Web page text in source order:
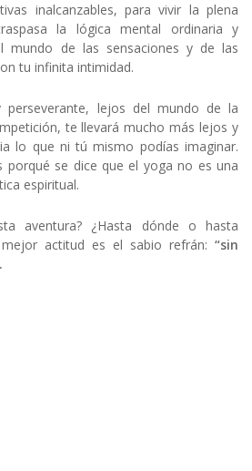
inalcanzables, para vivir la plena
la lógica mental ordinaria y
mundo de las sensaciones y de las
tu infinita intimidad.
perseverante, lejos del mundo de la
te llevará mucho más lejos y
lo que ni tú mismo podías imaginar.
porqué se dice que el yoga no es una
espiritual.
aventura? ¿Hasta dónde o hasta
actitud es el sabio refrán: “sin